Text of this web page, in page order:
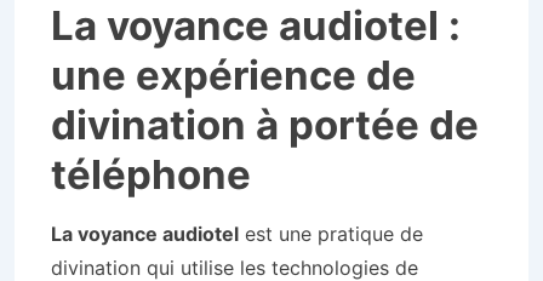
La voyance audiotel :
une expérience de
divination à portée de
téléphone
La voyance audiotel est une pratique de
divination qui utilise les technologies de